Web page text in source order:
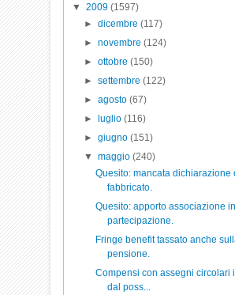
▼2009(1597)
► dicembre (117)
► novembre (124)
► ottobre (150)
► settembre (122)
► agosto (67)
►
luglio (116)
► giugno (151)
▼ maggio (240)
Quesito: mancata dichiarazione
fabbricato.
Quesito: apporto associazione in
partecipazione.
Fringe benefit tassato anche
pensione.
Compensi con assegni circolari
dal poss...